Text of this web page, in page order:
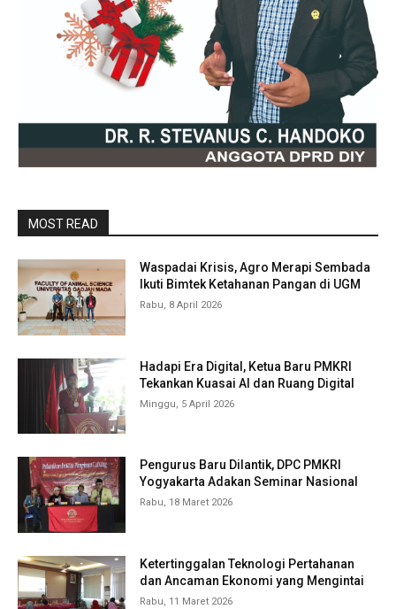
MOST READ
Waspadai Krisis, Agro Merapi Sembada
Ikuti Bimtek Ketahanan Pangan di UGM
Rabu, 8 April 2026
Hadapi Era Digital, Ketua Baru PMKRI
Tekankan Kuasai AI dan Ruang Digital
Minggu, 5 April 2026
Pengurus Baru Dilantik, DPC PMKRI
Yogyakarta Adakan Seminar Nasional
Rabu, 18 Maret 2026
Ketertinggalan Teknologi Pertahanan
dan Ancaman Ekonomi yang Mengintai
Rabu, 11 Maret 2026